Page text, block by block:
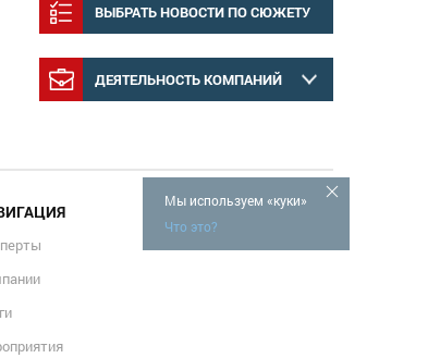
ВЫБРАТЬ НОВОСТИ ПО СЮЖЕТУ
ДЕЯТЕЛЬНОСТЬ КОМПАНИЙ
Мы используем «куки»
Что это?